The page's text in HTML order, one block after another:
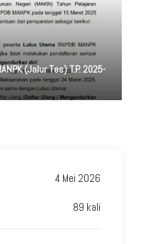
(Jalur Tes) T.P. 2025-
4 Mei 2026
89 kali